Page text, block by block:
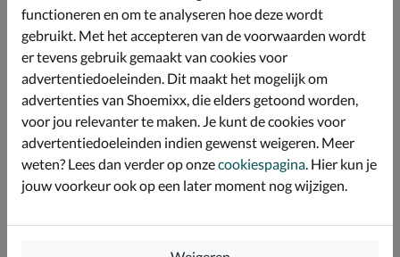
Dankzij de ingebouwde schoenlepel en dikke heel
pillow wordt deze innovatieve Hands Free Slip-Ins
mogelijk gemaakt.
Voorzien van Skechers' Arch Fit-voetbed met Air-
Cooled technologie voor een goede warmte- en
vochtregulatie. Het Arch Fit-voetbed is ontwikkeld op
basis van 120.000 voetscans en biedt bij iedere stap de
juiste ondersteuning en demping.
Afgewerkt met de Glide-Step zool die een natuurlijk
overgang van landing tot afzet garandeert, waardoor je
kunt profiteren van een goed momentum wat je ritme
functioneren en om te analyseren hoe deze wordt
gebruikt. Met het accepteren van de voorwaarden wordt
er tevens gebruik gemaakt van cookies voor
advertentiedoeleinden. Dit maakt het mogelijk om
advertenties van Shoemixx, die elders getoond worden,
voor jou relevanter te maken. Je kunt de cookies voor
advertentiedoeleinden indien gewenst weigeren. Meer
weten? Lees dan verder op onzecookiespagina. Hier kun je
jouw voorkeur ook op een later moment nog wijzigen.